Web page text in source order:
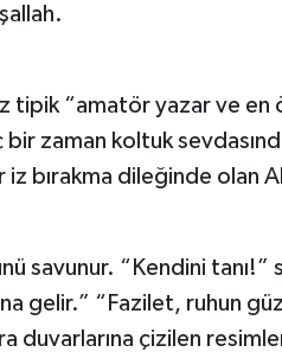
tipik “amatör yazar ve
zaman koltuk
iz bırakma dileğinde olan
savunur. “Kendini tanı!”
gelir.” “Fazilet, ruhun
duvarlarına çizilen